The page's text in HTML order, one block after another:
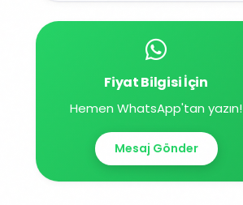
Fiyat Bilgisi İçin
Hemen WhatsApp'tan yazın!
Mesaj Gönder